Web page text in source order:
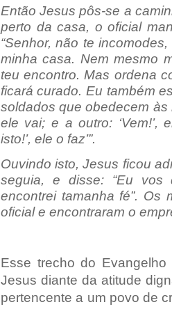
Então Jesus pôs-se a
perto da casa, o oficial
“Senhor, não te
minha casa. Nem mesmo
teu encontro. Mas ordena
ficará curado. Eu também
soldados que obedecem às
ele vai; e a outro: ‘Vem!’,
isto!’, ele o faz’”.
Ouvindo isto, Jesus ficou
seguia, e disse: “Eu vos
encontrei tamanha fé”. Os
oficial e encontraram o
Esse trecho do
Jesus diante da atitude
pertencente a um povo de